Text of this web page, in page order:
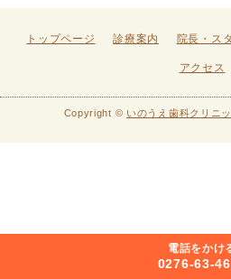
電話をかけ
0276-63-
トップページ 診療案内 院長・ス
アクセス
Copyright © いのうえ歯科クリニ